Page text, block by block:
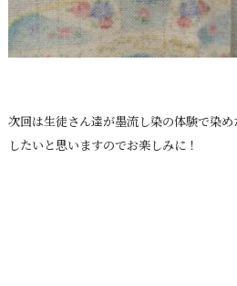
次回は生徒さん達が墨流し染の体験で染
したいと思いますのでお楽しみに！